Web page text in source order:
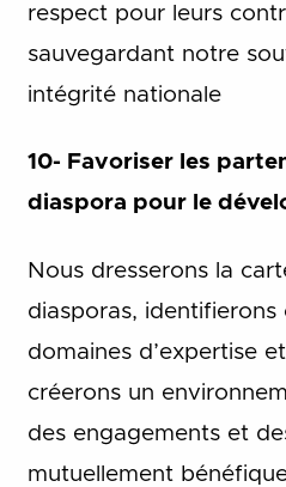
respect pour leurs
sauvegardant notre
intégrité nationale
10- Favoriser les
diaspora pour le
Nous dresserons la
diasporas, identifierons
domaines d’expertise
créerons un
des engagements et
mutuellement